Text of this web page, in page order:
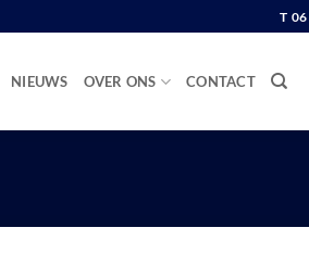
T
NIEUWS OVER ONS CONTACT